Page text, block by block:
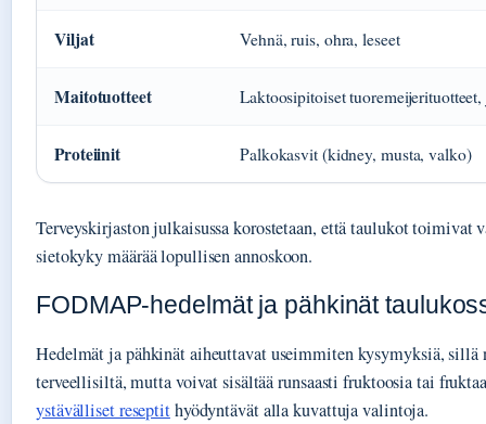
Viljat Vehnä, ruis, ohra, leseet
Maitotuotteet Laktoosipitoiset tuoremeijerituotteet,
Proteiinit Palkokasvit (kidney, musta, valko)
Terveyskirjaston julkaisussa korostetaan, että taulukot toimivat
sietokyky määrää lopullisen annoskoon.
FODMAP-hedelmät ja pähkinät
Hedelmät ja pähkinät aiheuttavat useimmiten kysymyksiä, sillä
terveellisiltä, mutta voivat sisältää runsaasti fruktoosia tai
ystävälliset reseptithyödyntävät alla kuvattuja valintoja.